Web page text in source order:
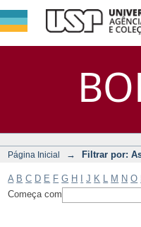
DSpace/
Página Inicial → Filtrar por:
A B C D E F G H J K M N O
Começa com